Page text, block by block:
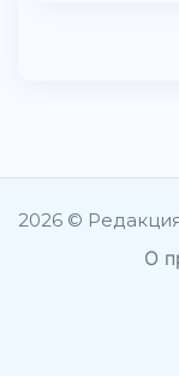
2026 ©
О